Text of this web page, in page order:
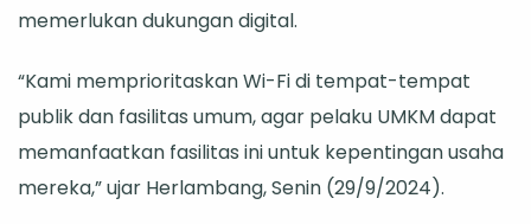
memerlukan dukungan digital.
“Kami memprioritaskan Wi-Fi di tempat-tempat
publik dan fasilitas umum, agar pelaku UMKM dapat
memanfaatkan fasilitas ini untuk kepentingan usaha
mereka,” ujar Herlambang, Senin (29/9/2024).